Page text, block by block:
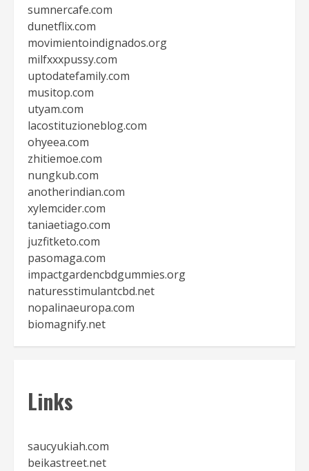
sumnercafe.com
dunetflix.com
movimientoindignados.org
milfxxxpussy.com
uptodatefamily.com
musitop.com
utyam.com
lacostituzioneblog.com
ohyeea.com
zhitiemoe.com
nungkub.com
anotherindian.com
xylemcider.com
taniaetiago.com
juzfitketo.com
pasomaga.com
impactgardencbdgummies.org
naturesstimulantcbd.net
nopalinaeuropa.com
biomagnify.net
Links
saucyukiah.com
beikastreet.net